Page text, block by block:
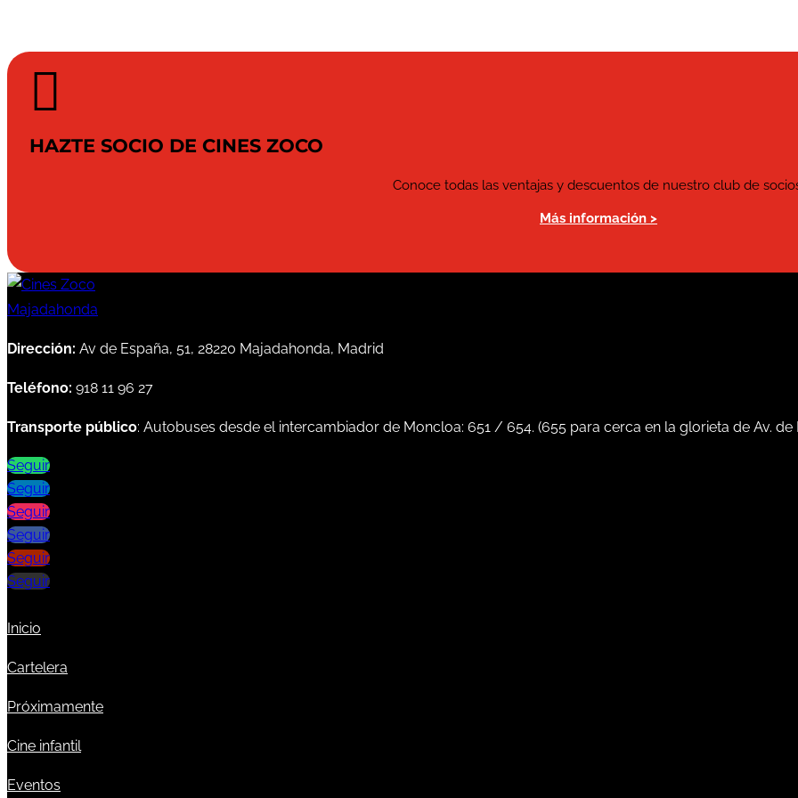

HAZTE SOCIO DE CINES ZOCO
Conoce todas las ventajas y descuentos de nuestro club de
Más información >
Dirección: Av de España, 51, 28220 Majadahonda, Madrid
Teléfono: 918 11 96 27
Transporte público: Autobuses desde el intercambiador de Moncloa: 651 / 654. (655 para cerca en la glorieta de Av. de
Seguir
Seguir
Seguir
Seguir
Seguir
Seguir
Inicio
Cartelera
Próximamente
Cine infantil
Eventos